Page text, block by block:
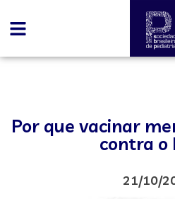
Por que vacinar
contra o
21/10/